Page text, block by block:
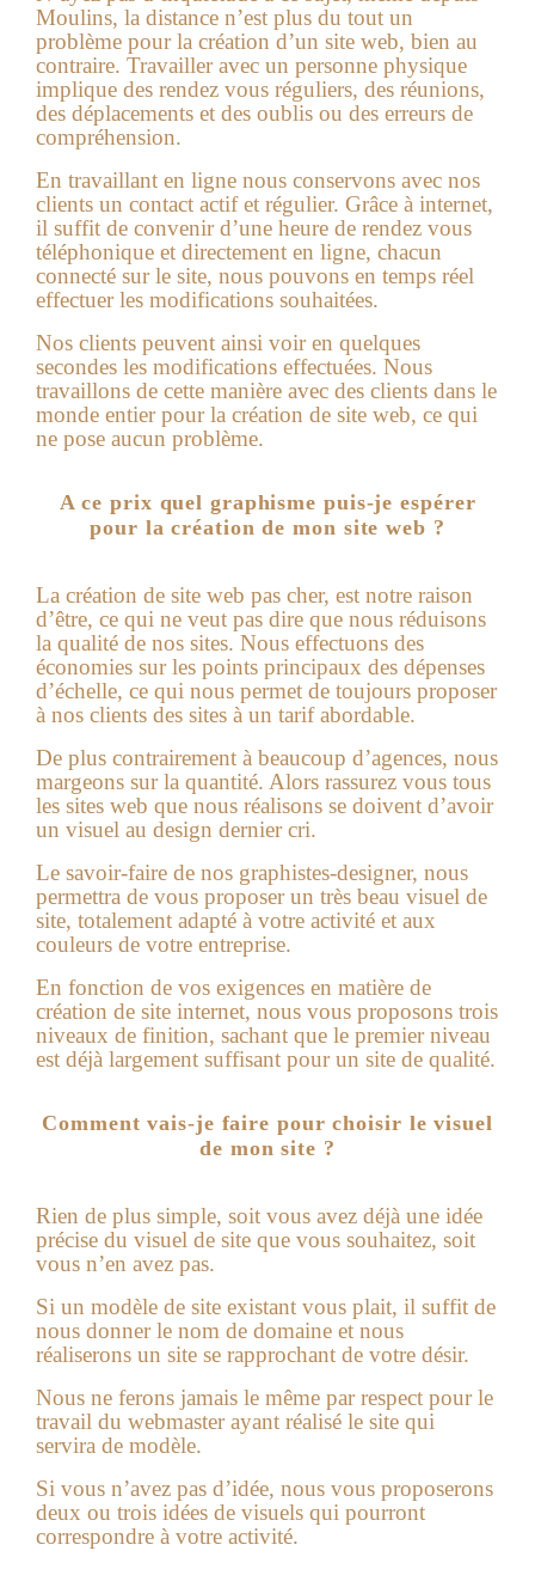
Moulins, la distance n’est plus du tout un
problème pour la création d’un site web, bien au
contraire. Travailler avec un personne physique
implique des rendez vous réguliers, des réunions,
des déplacements et des oublis ou des erreurs de
compréhension.
En travaillant en ligne nous conservons avec nos
clients un contact actif et régulier. Grâce à internet,
il suffit de convenir d’une heure de rendez vous
téléphonique et directement en ligne, chacun
connecté sur le site, nous pouvons en temps réel
effectuer les modifications souhaitées.
Nos clients peuvent ainsi voir en quelques
secondes les modifications effectuées. Nous
travaillons de cette manière avec des clients dans le
monde entier pour la création de site web, ce qui
ne pose aucun problème.
A ce prix quel graphisme puis-je espérer
pour la création de mon site web ?
La création de site web pas cher, est notre raison
d’être, ce qui ne veut pas dire que nous réduisons
la qualité de nos sites. Nous effectuons des
économies sur les points principaux des dépenses
d’échelle, ce qui nous permet de toujours proposer
à nos clients des sites à un tarif abordable.
De plus contrairement à beaucoup d’agences, nous
margeons sur la quantité. Alors rassurez vous tous
les sites web que nous réalisons se doivent d’avoir
un visuel au design dernier cri.
Le savoir-faire de nos graphistes-designer, nous
permettra de vous proposer un très beau visuel de
site, totalement adapté à votre activité et aux
couleurs de votre entreprise.
En fonction de vos exigences en matière de
création de site internet, nous vous proposons trois
niveaux de finition, sachant que le premier niveau
est déjà largement suffisant pour un site de qualité.
Comment vais-je faire pour choisir le visuel
de mon site ?
Rien de plus simple, soit vous avez déjà une idée
précise du visuel de site que vous souhaitez, soit
vous n’en avez pas.
Si un modèle de site existant vous plait, il suffit de
nous donner le nom de domaine et nous
réaliserons un site se rapprochant de votre désir.
Nous ne ferons jamais le même par respect pour le
travail du webmaster ayant réalisé le site qui
servira de modèle.
Si vous n’avez pas d’idée, nous vous proposerons
deux ou trois idées de visuels qui pourront
correspondre à votre activité.